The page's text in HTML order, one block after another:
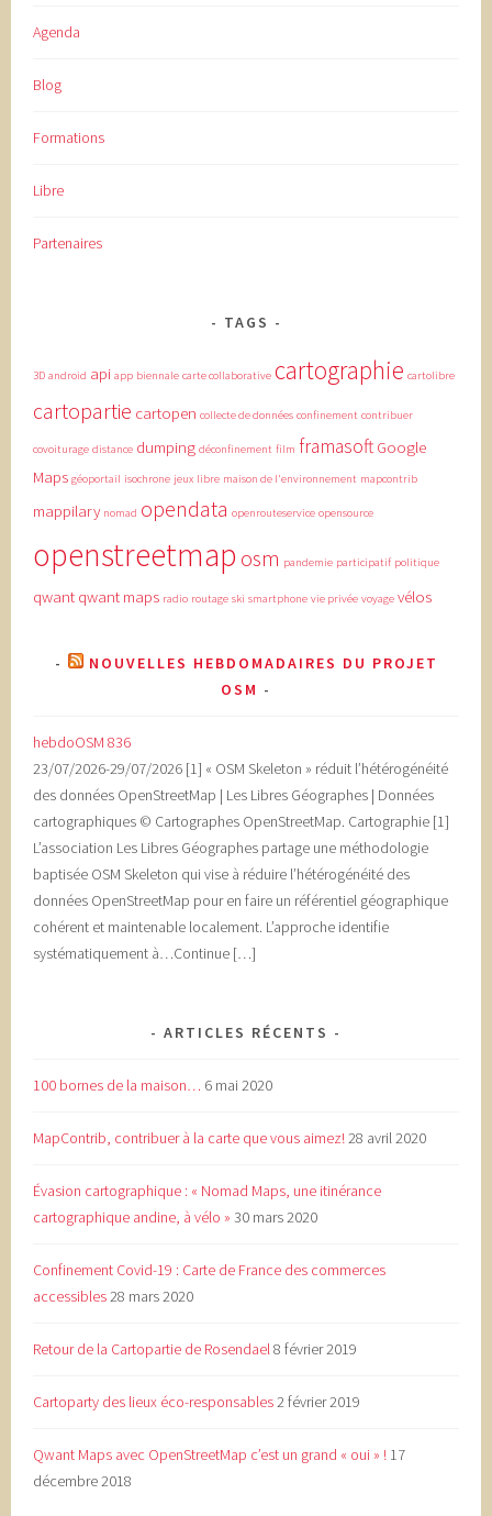
Agenda
Blog
Formations
Libre
Partenaires
TAGS
3D android api app biennale carte collaborative cartographie cartolibre
cartopartie cartopen collecte de données confinement contribuer
covoiturage distance dumping déconfinement film framasoftGoogle
Maps géoportail isochrone jeux libre maison de l'environnement mapcontrib
mappilary nomad opendata openrouteservice opensource
openstreetmap osm pandemie participatif politique
qwant qwant maps radio routage ski smartphone vie privée voyage vélos
NOUVELLES HEBDOMADAIRES DU PROJET
OSM
hebdoOSM 836
23/07/2026-29/07/2026 [1] « OSM Skeleton » réduit l’hétérogénéité
des données OpenStreetMap | Les Libres Géographes | Données
cartographiques © Cartographes OpenStreetMap. Cartographie [1]
L’association Les Libres Géographes partage une méthodologie
baptisée OSM Skeleton qui vise à réduire l’hétérogénéité des
données OpenStreetMap pour en faire un référentiel géographique
cohérent et maintenable localement. L’approche identifie
systématiquement à…Continue […]
ARTICLES RÉCENTS
100 bornes de la maison… 6 mai 2020
MapContrib, contribuer à la carte que vous aimez!28 avril 2020
Évasion cartographique : « Nomad Maps, une itinérance
cartographique andine, à vélo » 30 mars 2020
Confinement Covid-19 : Carte de France des commerces
accessibles28 mars 2020
Retour de la Cartopartie de Rosendael8 février 2019
Cartoparty des lieux éco-responsables2 février 2019
Qwant Maps avec OpenStreetMap c’est un grand « oui » ! 17
décembre 2018